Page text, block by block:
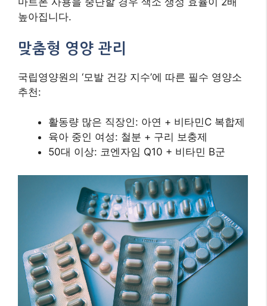
높아집니다.
맞춤형 영양 관리
국립영양원의 ‘모발 건강 지수’에 따른 필수 영양소
추천:
활동량 많은 직장인: 아연 + 비타민C 복합제
육아 중인 여성: 철분 + 구리 보충제
50대 이상: 코엔자임 Q10 + 비타민 B군